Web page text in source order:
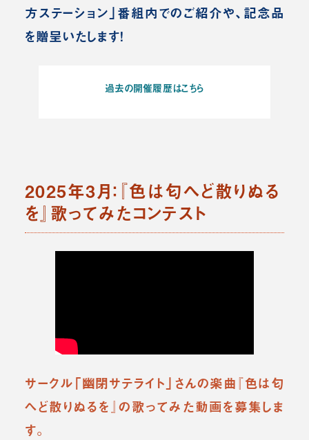
方ステーション」番組内でのご紹介や、記念品
を贈呈いたします！
過去の開催履歴はこちら
2025年3月：『色は匂へど散りぬる
を』歌ってみたコンテスト
サークル「幽閉サテライト」さんの楽曲『色は匂
へど散りぬるを』の歌ってみた動画を募集しま
す。